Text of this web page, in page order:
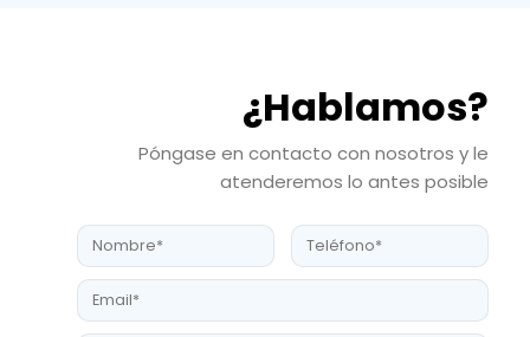
¿Hablamos?
Póngase en contacto con nosotros y le
atenderemos lo antes posible